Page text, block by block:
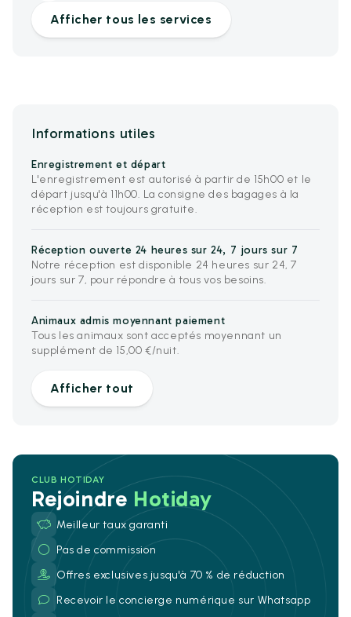
Afficher tous les services
Informations utiles
Enregistrement et départ
L'enregistrement est autorisé à partir de 15h00 et le
départ jusqu'à 11h00. La consigne des bagages à la
réception est toujours gratuite.
Réception ouverte 24 heures sur 24, 7 jours sur 7
Notre réception est disponible 24 heures sur 24, 7
jours sur 7, pour répondre à tous vos besoins.
Animaux admis moyennant paiement
Tous les animaux sont acceptés moyennant un
supplément de 15,00 €/nuit.
Afficher tout
CLUB HOTIDAY
Rejoindre Hotiday
Meilleur taux garanti
Pas de commission
Offres exclusives jusqu'à 70 % de réduction
Recevoir le concierge numérique sur Whatsapp